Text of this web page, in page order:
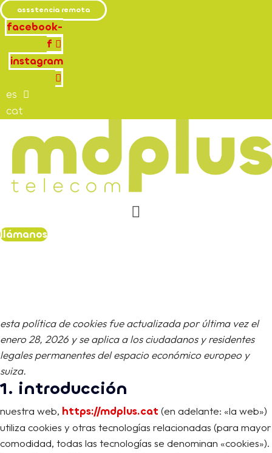
assstencia remota
facebook-
f
instagram
es
cat
menú
llámanos
esta política de cookies fue actualizada por última vez el
enero 28, 2026 y se aplica a los ciudadanos y residentes
legales permanentes del espacio económico europeo y
suiza.
1. introducción
nuestra web, https://mdplus.cat (en adelante: «la web»)
utiliza cookies y otras tecnologías relacionadas (para mayor
comodidad, todas las tecnologías se denominan «cookies»).